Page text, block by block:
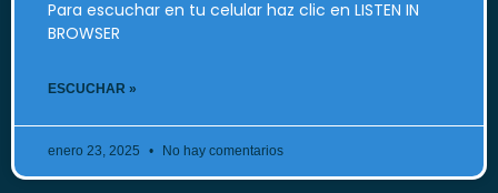
Para escuchar en tu celular haz clic en LISTEN IN
BROWSER
ESCUCHAR »
enero 23, 2025 No hay comentarios